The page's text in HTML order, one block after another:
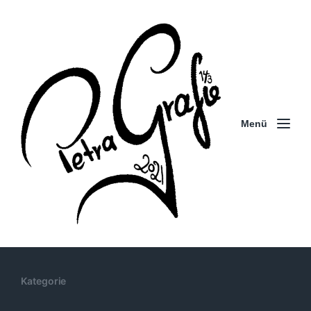
Menü
Kategorie